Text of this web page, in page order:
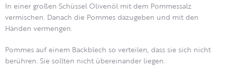
In einer großen Schüssel Olivenöl mit dem Pommessalz
vermischen. Danach die Pommes dazugeben und mit den
Händen vermengen.
Pommes auf einem Backblech so verteilen, dass sie sich nicht
berühren. Sie sollten nicht übereinander liegen.